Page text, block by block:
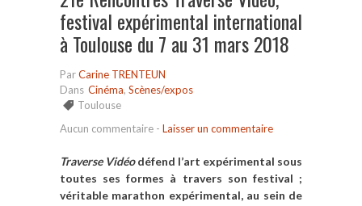
festival expérimental international
à Toulouse du 7 au 31 mars 2018
ParCarine TRENTEUN
Dans Cinéma, Scènes/expos
Toulouse
Aucun commentaire - Laisser un commentaire
Traverse Vidéodéfend l’art expérimental sous
toutes ses formes à travers son festival ;
véritable marathon expérimental, au sein de